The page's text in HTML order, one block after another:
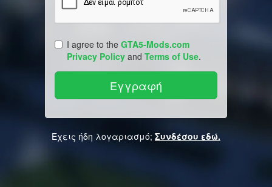
I agree to the GTA5-Mods.com
Privacy Policy and Terms of Use.
Έχεις ήδη λογαριασμό; Συνδέσου εδώ.